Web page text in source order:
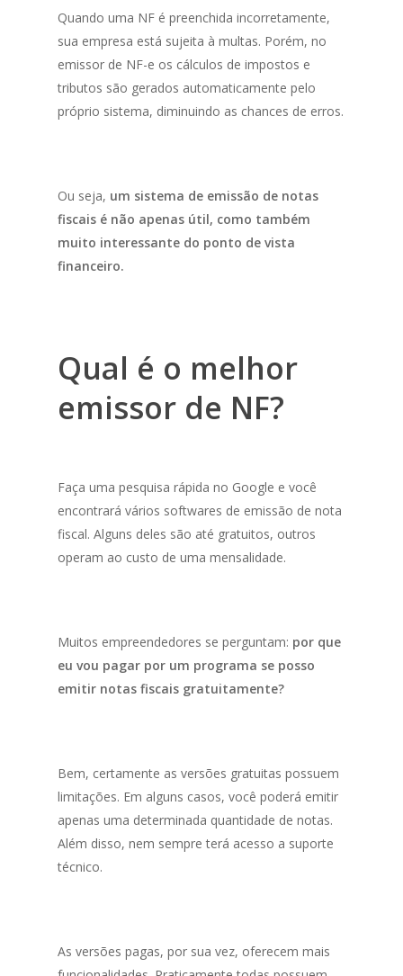
Quando uma NF é preenchida incorretamente,
sua empresa está sujeita à multas. Porém, no
emissor de NF-e os cálculos de impostos e
tributos são gerados automaticamente pelo
próprio sistema, diminuindo as chances de erros.
Ou seja, um sistema de emissão de notas
fiscais é não apenas útil, como também
muito interessante do ponto de vista
financeiro.
Qual é o melhor
emissor de NF?
Faça uma pesquisa rápida no Google e você
encontrará vários softwares de emissão de nota
fiscal. Alguns deles são até gratuitos, outros
operam ao custo de uma mensalidade.
Muitos empreendedores se perguntam: por que
eu vou pagar por um programa se posso
emitir notas fiscais gratuitamente?
Bem, certamente as versões gratuitas possuem
limitações. Em alguns casos, você poderá emitir
apenas uma determinada quantidade de notas.
Além disso, nem sempre terá acesso a suporte
técnico.
As versões pagas, por sua vez, oferecem mais